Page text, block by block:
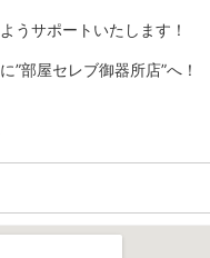
うサポートいたします！
”部屋セレブ御器所店”へ！